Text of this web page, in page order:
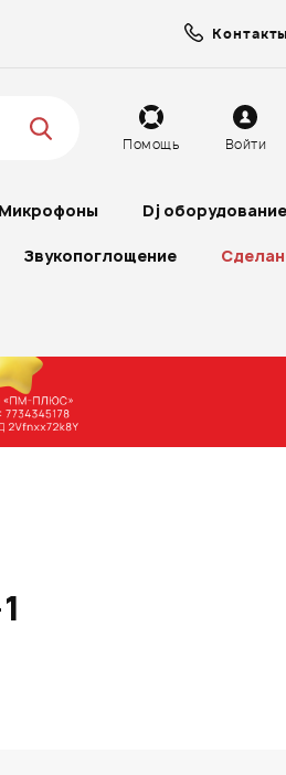
Контакты
Помощь Войти
Микрофоны Dj оборудование
Звукопоглощение